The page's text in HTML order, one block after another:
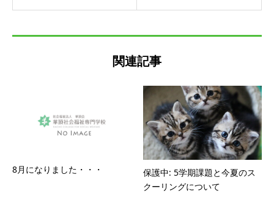
関連記事
8月になりました・・・
保護中: 5学期課題と今夏のス
クーリングについて